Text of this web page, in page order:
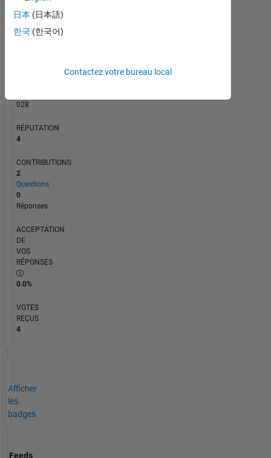
028
RÉPUTATION
4
CONTRIBUTIONS
2
Questions
0
Réponses
ACCEPTATION
DE
VOS
RÉPONSES
0.0%
VOTES
REÇUS
4
Afficher
les
badges
Feeds
日本 (日本語)
한국 (한국어)
Contactez votre bureau local